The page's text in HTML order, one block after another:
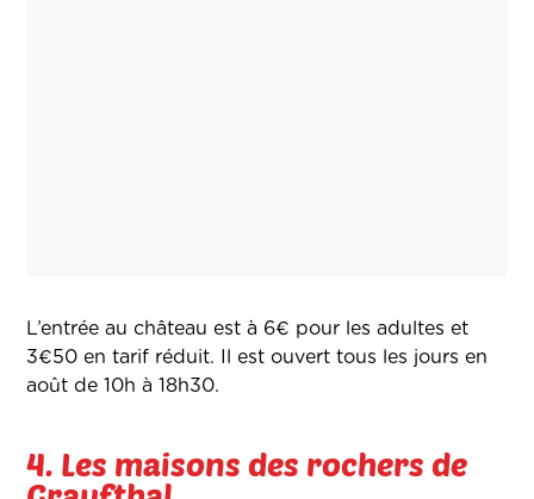
L’entrée au château est à 6€ pour les adultes et
3€50 en tarif réduit. Il est ouvert tous les jours en
août de 10h à 18h30.
4. Les maisons des rochers de